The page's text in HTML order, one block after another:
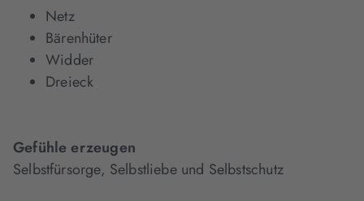
Netz
Bärenhüter
Widder
Dreieck
Gefühle erzeugen
Selbstfürsorge, Selbstliebe und Selbstschutz